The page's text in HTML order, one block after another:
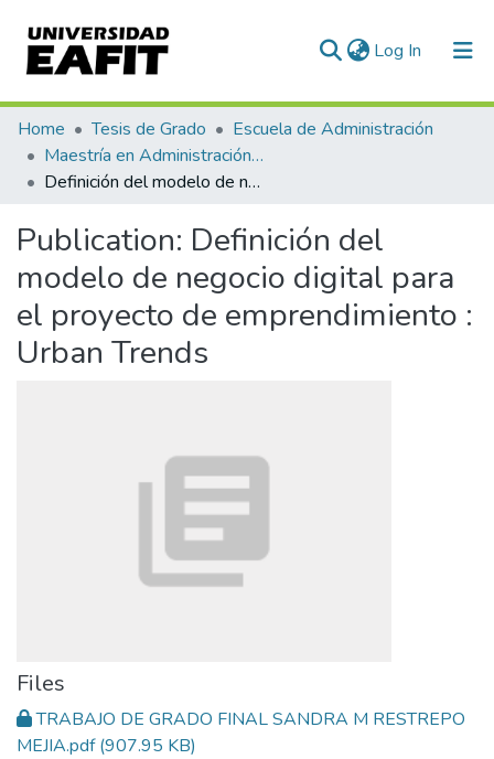
Log In (current)
Communities & Collections
All of DSpace
Home Tesis de Grado
Escuela de Administración
Maestría en Administración - MBA (tesis)
Definición del modelo de negocio digital para el proyecto de emprendimiento : Urban Trends
Publication: Definición del
modelo de negocio digital para
el proyecto de emprendimiento :
Urban Trends
Files
TRABAJO DE GRADO FINAL SANDRA M RESTREPO
MEJIA.pdf(907.95 KB)